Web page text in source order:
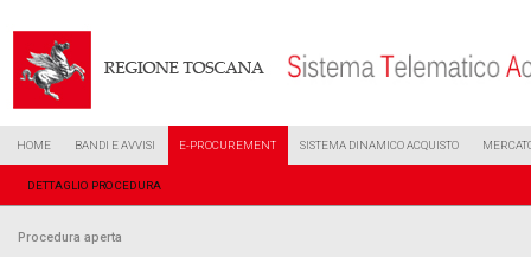
HOME BANDI E AVVISI E-PROCUREMENT SISTEMA DINAMICO ACQUISTO
DETTAGLIO PROCEDURA
Procedura aperta